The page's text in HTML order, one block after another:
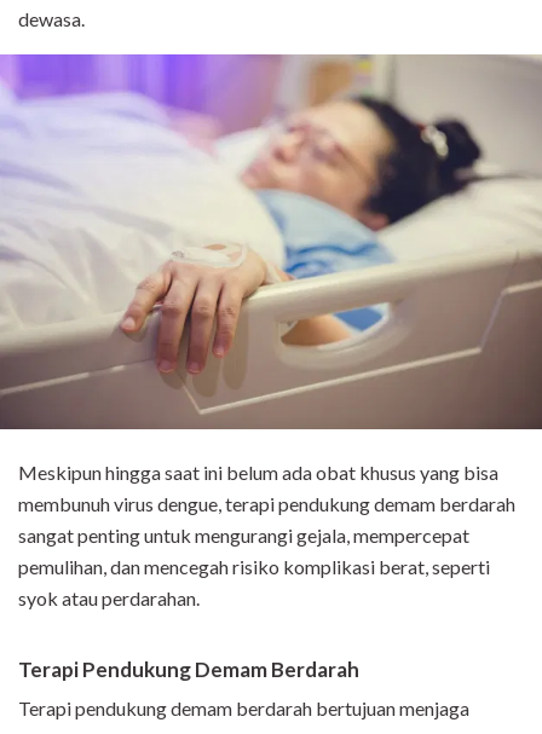
dewasa.
Meskipun hingga saat ini belum ada obat khusus yang bisa
membunuh virus dengue, terapi pendukung demam berdarah
sangat penting untuk mengurangi gejala, mempercepat
pemulihan, dan mencegah risiko komplikasi berat, seperti
syok atau perdarahan.
Terapi Pendukung Demam Berdarah
Terapi pendukung demam berdarah bertujuan menjaga